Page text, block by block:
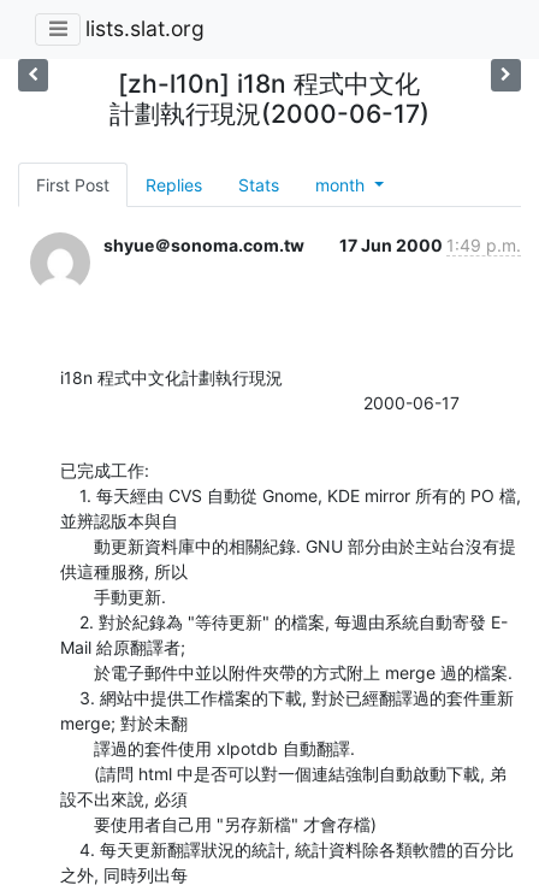
lists.slat.org
[zh-l10n] i18n 程式中文化
計劃執行現況(2000-06-17)
First Post Replies Stats month
shyue＠sonoma.com.tw 17 Jun 2000 1:49 p.m.
i18n 程式中文化計劃執行現況
                                                               2000-06-17
已完成工作:
並辨認版本與自
供這種服務, 所以
Mail 給原翻譯者;
merge; 對於未翻
設不出來說, 必須
之外, 同時列出每